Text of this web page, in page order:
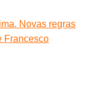
Novas regras
Francesco